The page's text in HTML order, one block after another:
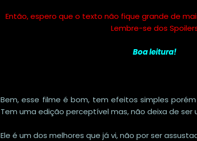
Então, espero que o texto não fique grande de
Lembre-se dos
Boa leitura!
Bem, esse filme é bom, tem efeitos simples
Tem uma edição perceptível mas, não deixa de ser
Ele é um dos melhores que já vi, não por ser